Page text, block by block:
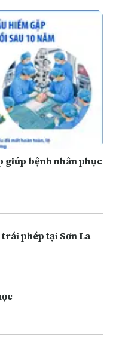
giúp bệnh nhân phục
phép tại Sơn La